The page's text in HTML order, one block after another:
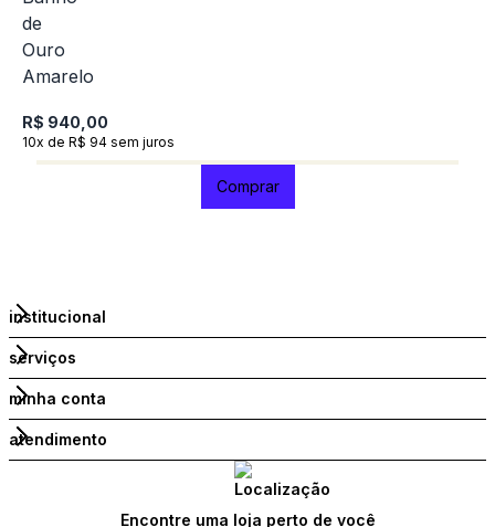
R$ 940,00
10x de R$ 94 sem juros
Comprar
institucional
serviços
minha conta
atendimento
Encontre uma loja perto de você